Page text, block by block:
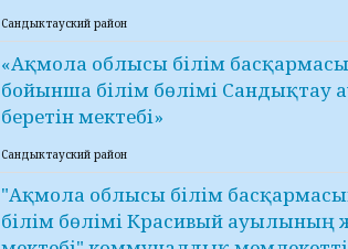
Сандыктауский район
«Ақмола облысы білім
бойынша білім бөлімі
беретін мектебі»
Сандыктауский район
"Ақмола облысы білім
білім бөлімі Красивый ауылының